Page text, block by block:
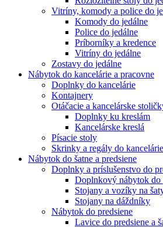
Vitríny, komody a police do
Komody do jedálne
Police do jedálne
Príborníky a kredence
Vitríny do jedálne
Zostavy do jedálne
Nábytok do kancelárie a pracovne
Doplnky do kancelárie
Kontajnery
Otáčacie a kancelárske
Doplnky ku kreslám
Kancelárske kreslá
Písacie stoly
Skrinky a regály do kancelárie
Nábytok do šatne a predsiene
Doplnky a príslušenstvo do
Doplnkový nábytok do
Stojany a vozíky na
Stojany na dáždníky
Nábytok do predsiene
Lavice do predsiene a